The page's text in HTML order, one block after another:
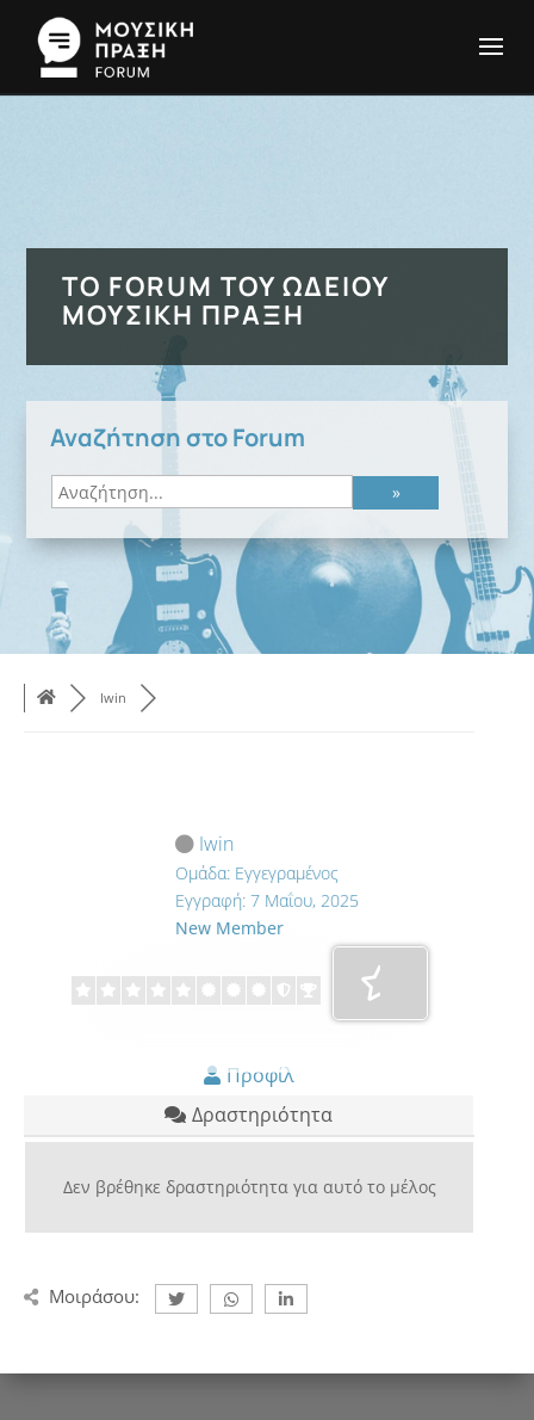
ΤΟ FORUM ΤΟΥ ΩΔΕΊΟΥ
ΜΟΥΣΙΚΉ ΠΡΆΞΗ
Αναζήτηση στο Forum
Iwin
Iwin
Ομάδα: Εγγεγραμένος
Εγγραφή: 7 Μαΐου, 2025
New Member
Προφίλ
Δραστηριότητα
Δεν βρέθηκε δραστηριότητα για αυτό το μέλος
Μοιράσου: